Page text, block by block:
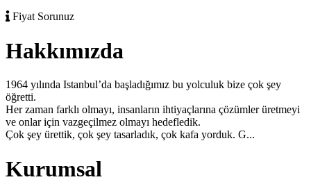
Fiyat Sorunuz
Hakkımızda
1964 yılında Istanbul’da başladığımız bu yolculuk bize çok şey
öğretti.
Her zaman farklı olmayı, insanların ihtiyaçlarına çözümler üretmeyi
ve onlar için vazgeçilmez olmayı hedefledik.
Çok şey ürettik, çok şey tasarladık, çok kafa yorduk. G...
Kurumsal